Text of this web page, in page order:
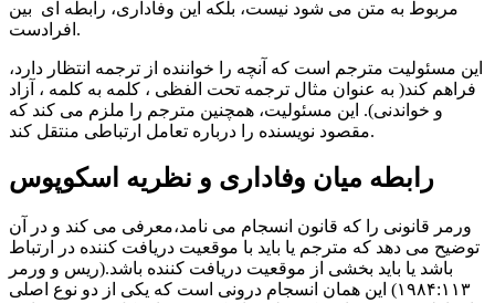
مربوط به متن می شود نیست، بلکه این وفاداری، رابطه ای بین
افرادست.
این مسئولیت مترجم است که آنچه را خواننده از ترجمه انتظار دارد،
فراهم کند( به عنوان مثال ترجمه تحت الفظی ، کلمه به کلمه ، آزاد
و خواندنی). این مسئولیت، همچنین مترجم را ملزم می کند که
مقصود نویسنده را درباره تعامل ارتباطی منتقل کند.
رابطه میان وفاداری و نظریه اسکوپوس
ورمر قانونی را که قانون انسجام می نامد،معرفی می کند و در آن
توضیح می دهد که مترجم یا باید با موقعیت دریافت کننده در ارتباط
باشد یا باید بخشی از موقعیت دریافت کننده باشد.(ریس و ورمر
۱۹۸۴:۱۱۳) این همان انسجام درونی است که یکی از دو نوع اصلی